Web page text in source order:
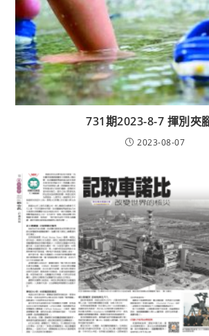
731期2023-8-7 揮別夾
2023-08-07